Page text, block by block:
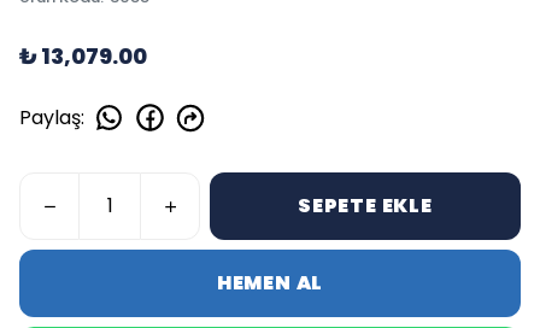
₺ 13,079.00
Paylaş:
SEPETE EKLE
HEMEN AL